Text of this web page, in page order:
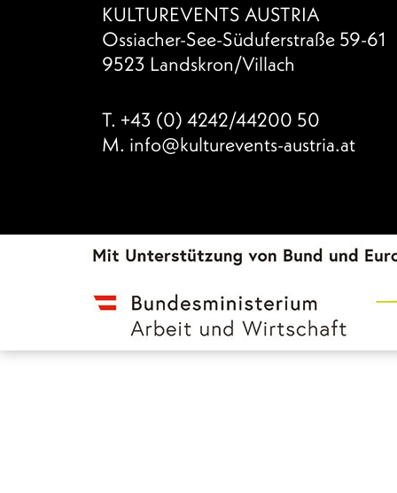
KULTUREVENTS AUSTRIA
Ossiacher-See-Süduferstraße 59-61
9523 Landskron/Villach
T. +43 (0) 4242/44200 50
M. info@kulturevents-austria.at